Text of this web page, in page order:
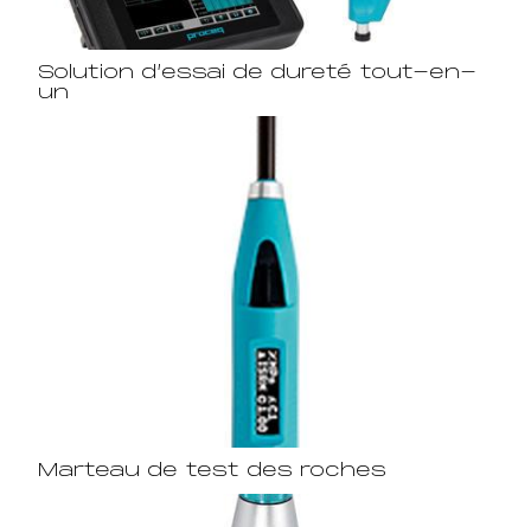
Solution d’essai de dureté tout-en-
un
Marteau de test des roches